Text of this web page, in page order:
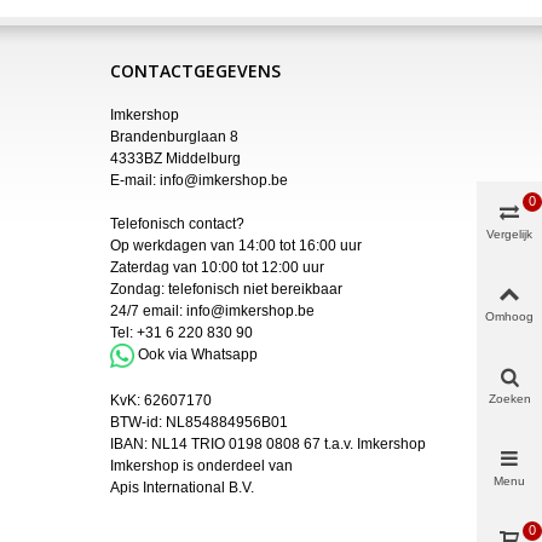
CONTACTGEGEVENS
Imkershop
Brandenburglaan 8
4333BZ Middelburg
E-mail: info@imkershop.be
Telefonisch contact?
Op werkdagen van 14:00 tot 16:00 uur
Zaterdag van 10:00 tot 12:00 uur
Zondag: telefonisch niet bereikbaar
24/7 email: info@imkershop.be
Tel: +31 6 220 830 90
Ook via Whatsapp
KvK: 62607170
BTW-id: NL854884956B01
IBAN: NL14 TRIO 0198 0808 67 t.a.v. Imkershop
Imkershop is onderdeel van
Apis International B.V.
Vergelijk
0
Omhoog
Zoeken
Menu
0